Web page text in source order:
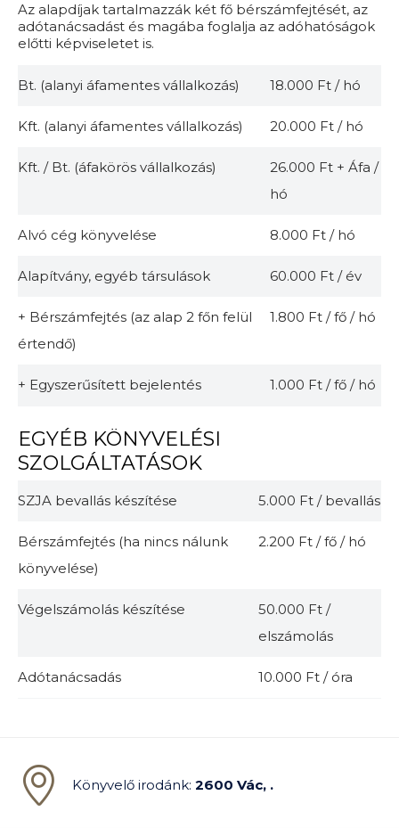
Az alapdíjak tartalmazzák két fő bérszámfejtését, az
adótanácsadást és magába foglalja az adóhatóságok
előtti képviseletet is.
Bt. (alanyi áfamentes vállalkozás) 18.000 Ft / hó
Kft. (alanyi áfamentes vállalkozás) 20.000 Ft / hó
Kft. / Bt. (áfakörös vállalkozás)
26.000 Ft + Áfa /
hó
Alvó cég könyvelése 8.000 Ft / hó
Alapítvány, egyéb társulások 60.000 Ft / év
+ Bérszámfejtés (az alap 2 főn felül
értendő)
1.800 Ft / fő / hó
+ Egyszerűsített bejelentés 1.000 Ft / fő / hó
EGYÉB KÖNYVELÉSI
SZOLGÁLTATÁSOK
SZJA bevallás készítése 5.000 Ft / bevallás
Bérszámfejtés (ha nincs nálunk
könyvelése)
2.200 Ft / fő / hó
Végelszámolás készítése
50.000 Ft /
elszámolás
Adótanácsadás 10.000 Ft / óra
Könyvelő irodánk: 2600 Vác, .